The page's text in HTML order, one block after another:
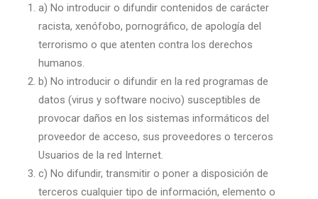
a) No introducir o difundir contenidos de carácter
racista, xenófobo, pornográfico, de apología del
terrorismo o que atenten contra los derechos
humanos.
b) No introducir o difundir en la red programas de
datos (virus y software nocivo) susceptibles de
provocar daños en los sistemas informáticos del
proveedor de acceso, sus proveedores o terceros
Usuarios de la red Internet.
c) No difundir, transmitir o poner a disposición de
terceros cualquier tipo de información, elemento o